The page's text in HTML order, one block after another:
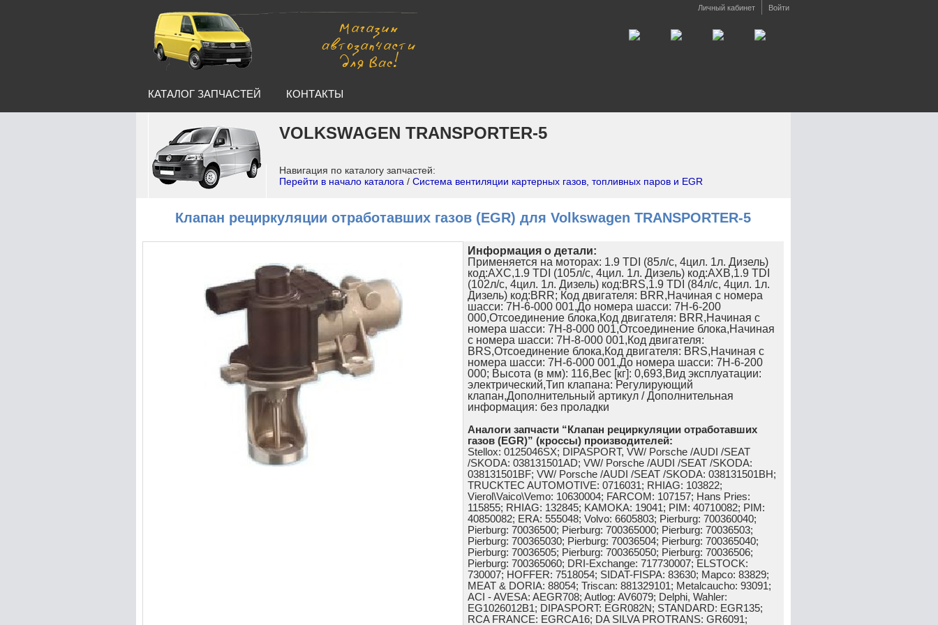
Личный кабинет Войти
КАТАЛОГ ЗАПЧАСТЕЙ КОНТАКТЫ
VOLKSWAGEN TRANSPORTER-5
Навигация по каталогу запчастей:
Перейти в начало каталога / Система вентиляции картерных газов, топливных паров и EGR
Клапан рециркуляции отработавших газов (EGR) для Volkswagen TRANSPORTER-5
Информация о детали:
Применяется на моторах: 1.9 TDI (85л/с, 4цил. 1л. Дизель)
код:AXC,1.9 TDI (105л/с, 4цил. 1л. Дизель) код:AXB,1.9 TDI
(102л/с, 4цил. 1л. Дизель) код:BRS,1.9 TDI (84л/с, 4цил. 1л.
Дизель) код:BRR; Код двигателя: BRR,Начиная с номера
шасси: 7H-6-000 001,До номера шасси: 7H-6-200
000,Отсоединение блока,Код двигателя: BRR,Начиная с
номера шасси: 7H-8-000 001,Отсоединение блока,Начиная
с номера шасси: 7H-8-000 001,Код двигателя:
BRS,Отсоединение блока,Код двигателя: BRS,Начиная с
номера шасси: 7H-6-000 001,До номера шасси: 7H-6-200
000; Высота (в мм): 116,Вес [кг]: 0,693,Вид эксплуатации:
электрический,Тип клапана: Регулирующий
клапан,Дополнительный артикул / Дополнительная
информация: без проладки
Аналоги запчасти “Клапан рециркуляции отработавших
газов (EGR)” (кроссы) производителей:
Stellox: 0125046SX; DIPASPORT, VW/ Porsche /AUDI /SEAT
/SKODA: 038131501AD; VW/ Porsche /AUDI /SEAT /SKODA:
038131501BF; VW/ Porsche /AUDI /SEAT /SKODA: 038131501BH;
TRUCKTEC AUTOMOTIVE: 0716031; RHIAG: 103822;
Vierol\Vaico\Vemo: 10630004; FARCOM: 107157; Hans Pries:
115855; RHIAG: 132845; KAMOKA: 19041; PIM: 40710082; PIM:
40850082; ERA: 555048; Volvo: 6605803; Pierburg: 700360040;
Pierburg: 70036500; Pierburg: 700365000; Pierburg: 70036503;
Pierburg: 700365030; Pierburg: 70036504; Pierburg: 700365040;
Pierburg: 70036505; Pierburg: 700365050; Pierburg: 70036506;
Pierburg: 700365060; DRI-Exchange: 717730007; ELSTOCK:
730007; HOFFER: 7518054; SIDAT-FISPA: 83630; Mapco: 83829;
MEAT & DORIA: 88054; Triscan: 881329101; Metalcaucho: 93091;
ACI - AVESA: AEGR708; Autlog: AV6079; Delphi, Wahler:
EG1026012B1; DIPASPORT: EGR082N; STANDARD: EGR135;
RCA FRANCE: EGRCA16; DA SILVA PROTRANS: GR6091;